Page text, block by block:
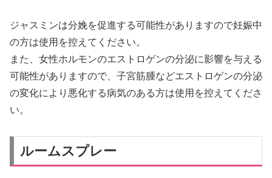
ジャスミンは分娩を促進する可能性がありますので妊娠中
の方は使用を控えてください。
また、女性ホルモンのエストロゲンの分泌に影響を与える
可能性がありますので、子宮筋腫などエストロゲンの分泌
の変化により悪化する病気のある方は使用を控えてくださ
い。
ルームスプレー